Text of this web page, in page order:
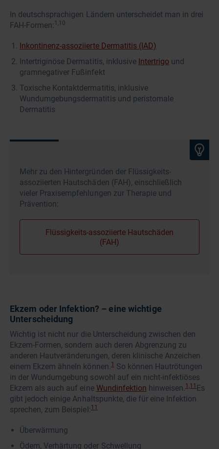
In deutschsprachigen Ländern unterscheidet man in drei
FAH-Formen:1,10
Inkontinenz-assoziierte Dermatitis (IAD)
Intertriginöse Dermatitis, inklusive Intertrigo und
gramnegativer Fußinfekt
Toxische Kontaktdermatitis, inklusive
Wundumgebungsdermatitis und peristomale
Dermatitis
Mehr zu den Hintergründen der Flüssigkeits-
assoziierten Hautschäden (FAH), einschließlich
vieler Praxisempfehlungen zur Therapie und
Prävention:
Flüssigkeits-assoziierte Hautschäden
(FAH)
Ekzem oder Infektion? – eine wichtige
Unterscheidung
Wichtig ist nicht nur die Unterscheidung zwischen den
Ekzem-Formen, sondern auch deren Abgrenzung zu
anderen Hautveränderungen, deren klinische Anzeichen
einem Ekzem ähneln können.1 So können Hautrötungen
in der Wundumgebung sowohl auf ein nicht-infektiöses
Ekzem als auch auf eine Wundinfektion hinweisen.1,11 Es
gibt jedoch einige Anhaltspunkte, die für eine Infektion
sprechen, zum Beispiel:11
Überwärmung
Ödem, Verhärtung oder Schwellung